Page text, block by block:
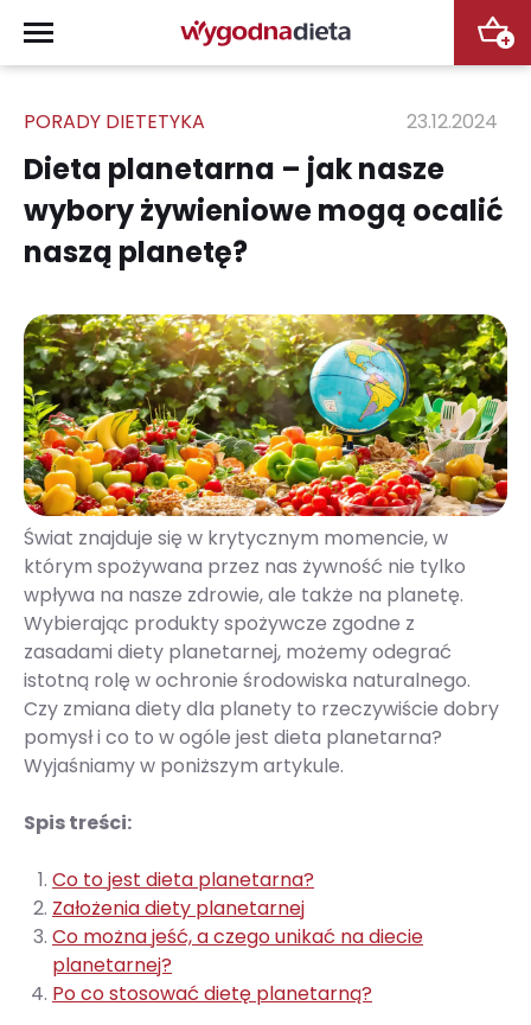
+
PORADY DIETETYKA 23.12.2024
Dieta planetarna – jak nasze
wybory żywieniowe mogą ocalić
naszą planetę?
Świat znajduje się w krytycznym momencie, w
którym spożywana przez nas żywność nie tylko
wpływa na nasze zdrowie, ale także na planetę.
Wybierając produkty spożywcze zgodne z
zasadami diety planetarnej, możemy odegrać
istotną rolę w ochronie środowiska naturalnego.
Czy zmiana diety dla planety to rzeczywiście dobry
pomysł i co to w ogóle jest dieta planetarna?
Wyjaśniamy w poniższym artykule.
Spis treści:
Co to jest dieta planetarna?
Założenia diety planetarnej
Co można jeść, a czego unikać na diecie
planetarnej?
Po co stosować dietę planetarną?